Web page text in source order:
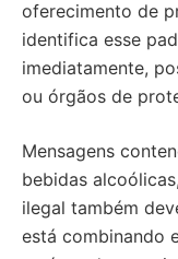
oferecimento de
identifica esse
imediatamente,
ou órgãos de
Mensagens
bebidas
ilegal também
está combinando